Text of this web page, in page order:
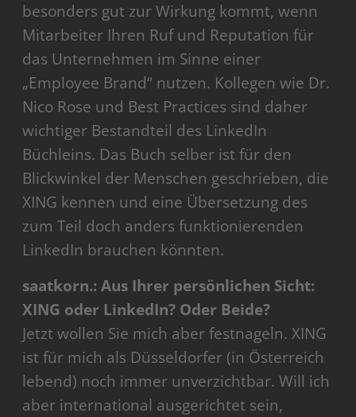
besonders gut zur Wirkung kommt, wenn
Mitarbeiter Ihren Ruf und Reputation für
das Unternehmen im Sinne einer
„Employee Brand“ nutzen. Kollegen wie Dr.
Nico Rose und Best Practices sind daher
wichtiger Bestandteil des LinkedIn
Büchleins. Das Buch selber ist für den
Blickwinkel der Menschen geschrieben, die
XING kennen und eine Übersetzung des
zum Teil doch anders funktionierenden
LinkedIn brauchen könnten.
saatkorn.: Aus Ihrer persönlichen Sicht:
XING oder LinkedIn? Oder Beide?
Jetzt wollen Sie mich aber festnageln. XING
ist für mich als Düsseldorfer (in Österreich
lebend) noch immer unverzichtbar. Will ich
aber international ausgerichtet sein,